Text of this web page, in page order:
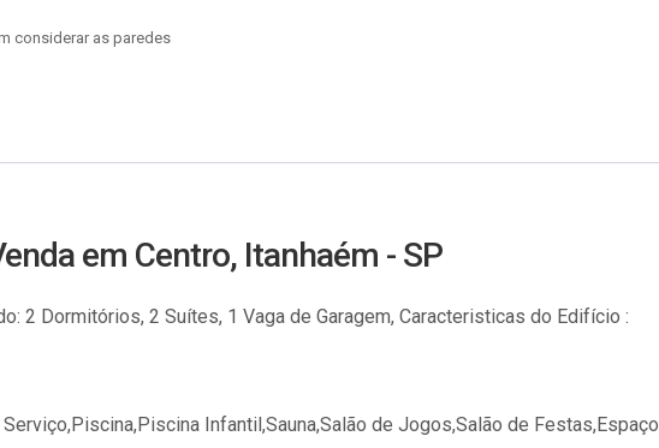
considerar as paredes
em Centro, Itanhaém - SP
2 Dormitórios, 2 Suítes, 1 Vaga de Garagem, Caracteristicas do Edifício :
Infantil,Sauna,Salão de Jogos,Salão de Festas,Espaço